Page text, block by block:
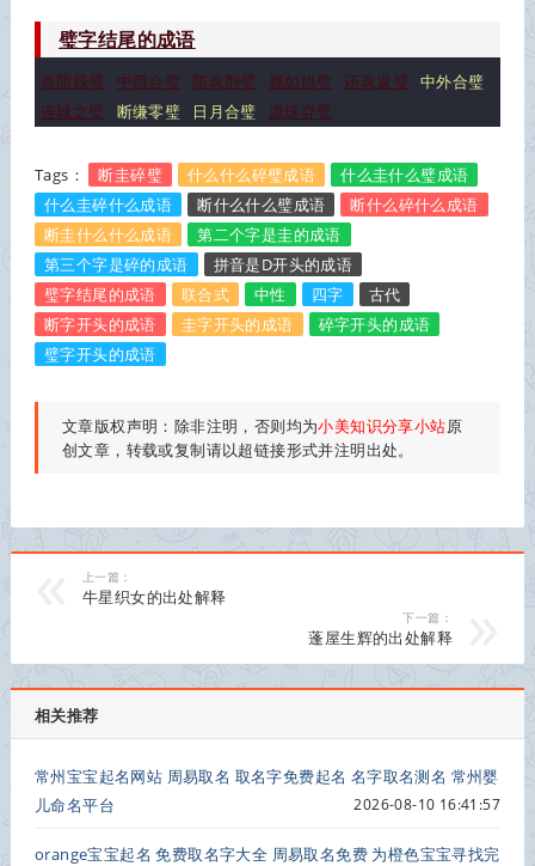
璧字结尾的成语
贵阴贱璧 中西合璧 隋珠荆璧 视如拱璧 还珠返璧
中外合璧
连城之璧
断缣零璧 日月合璧 遗珠弃璧
Tags： 断圭碎璧 什么什么碎璧成语
什么圭什么璧成语
什么圭碎什么成语
断什么什么璧成语
断什么碎什么成语
断圭什么什么成语
第二个字是圭的成语
第三个字是碎的成语
拼音是D开头的成语
璧字结尾的成语
联合式 中性 四字
古代
断字开头的成语
圭字开头的成语
碎字开头的成语
璧字开头的成语
文章版权声明：除非注明，否则均为小美知识分享小站原
创文章，转载或复制请以超链接形式并注明出处。
上一篇：
牛星织女的出处解释
下一篇：
蓬屋生辉的出处解释
相关推荐
常州宝宝起名网站 周易取名 取名字免费起名 名字取名测名 常州婴
儿命名平台
2026-08-10 16:41:57
orange宝宝起名 免费取名字大全 周易取名免费 为橙色宝宝寻找完